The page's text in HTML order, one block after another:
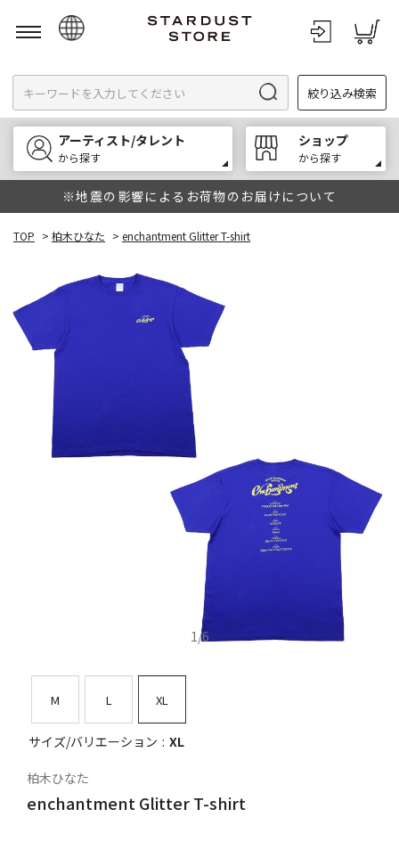
English
한국어
中文
絞り込み検索
アーティスト/タレント
から探す
ショップ
から探す
※地震の影響によるお荷物のお届けについて
TOP > 柏木ひなた > enchantment Glitter T-shirt
1/6
M L XL
サイズ/バリエーション XL
柏木ひなた
enchantment Glitter T-shirt